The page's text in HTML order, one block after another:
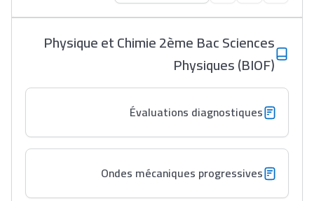
Physique et Chimie 2ème Bac Sciences
Physiques (BIOF)
Évaluations diagnostiques
Ondes mécaniques progressives